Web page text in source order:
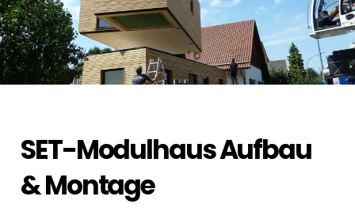
SET-Modulhaus Aufbau
& Montage